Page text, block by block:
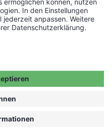
Impressum
Datenschutz
Cookie Einstellungen